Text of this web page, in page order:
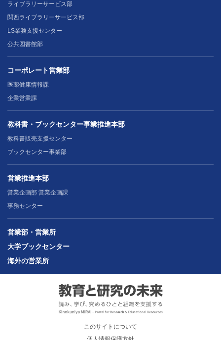
ライブラリーサービス部
関西ライブラリーサービス部
LS業務支援センター
公共図書館部
コーポレート営業部
医薬健康情報課
企業営業課
教科書・ブックセンター事業推進本部
教科書販売支援センター
ブックセンター事業部
営業推進本部
営業企画部 営業企画課
事務センター
営業部・営業所
大学ブックセンター
海外の営業所
このサイトについて